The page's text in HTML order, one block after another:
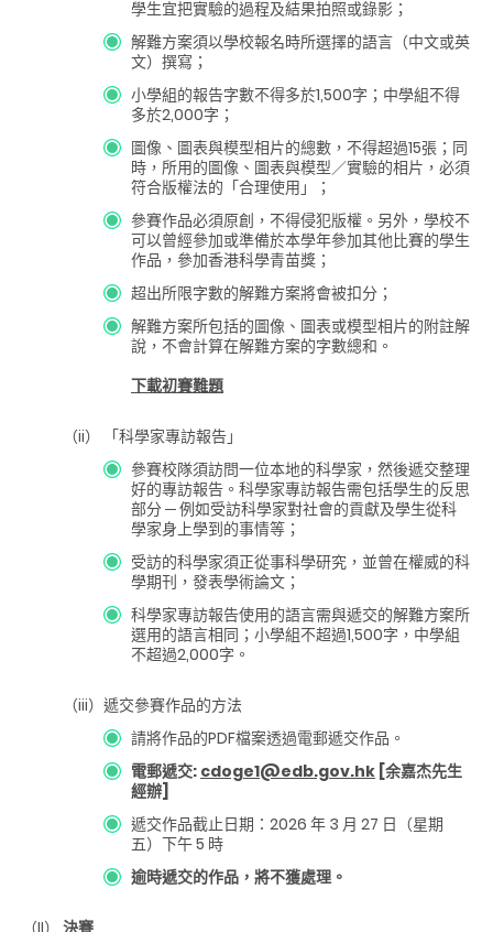
學生宜把實驗的過程及結果拍照或錄影；
解難方案須以學校報名時所選擇的語言（中文或英
文）撰寫；
小學組的報告字數不得多於1,500字；中學組不得
多於2,000字；
圖像、圖表與模型相片的總數，不得超過15張；同
時，所用的圖像、圖表與模型／實驗的相片，必須
符合版權法的「合理使用」；
參賽作品必須原創，不得侵犯版權。另外，學校不
可以曾經參加或準備於本學年參加其他比賽的學生
作品，參加香港科學青苗獎；
超出所限字數的解難方案將會被扣分；
解難方案所包括的圖像、圖表或模型相片的附註解
說，不會計算在解難方案的字數總和。
下載初賽難題
（ii）
「科學家專訪報告」
參賽校隊須訪問一位本地的科學家，然後遞交整理
好的專訪報告。科學家專訪報告需包括學生的反思
部分 ─ 例如受訪科學家對社會的貢獻及學生從科
學家身上學到的事情等；
受訪的科學家須正從事科學研究，並曾在權威的科
學期刊，發表學術論文；
科學家專訪報告使用的語言需與遞交的解難方案所
選用的語言相同；小學組不超過1,500字，中學組
不超過2,000字。
（iii） 遞交參賽作品的方法
請將作品的PDF檔案透過電郵遞交作品。
電郵遞交: cdoge1@edb.gov.hk [余嘉杰先生
經辦]
遞交作品截止日期：2026 年 3 月 27 日（星期
五）下午 5 時
逾時遞交的作品，將不獲處理。
（II） 決賽